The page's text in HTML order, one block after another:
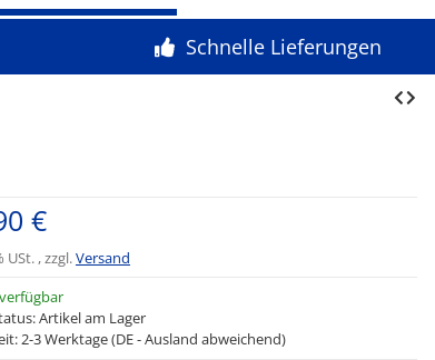
Schnelle Lieferungen
Artikel am Lager
2-3 Werktage (DE - Ausland abweichend)
€
USt. , zzgl.Versand